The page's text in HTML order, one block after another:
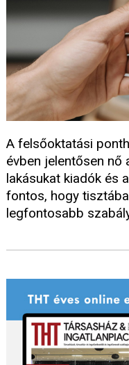
A felsőoktatási
évben jelentősen nő
lakásukat kiadók és
fontos, hogy
legfontosabb